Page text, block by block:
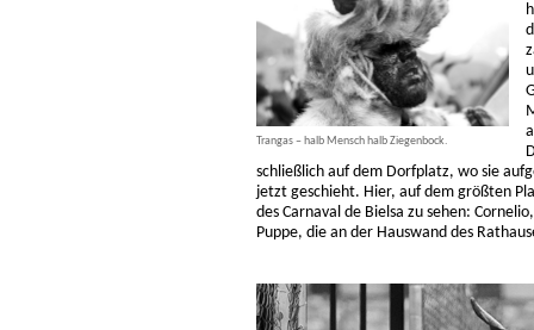
Trangas – halb Mensch halb Ziegenbock.
schließlich auf dem Dorfplatz, wo sie
jetzt geschieht. Hier, auf dem größten
des Carnaval de Bielsa zu sehen:
Puppe, die an der Hauswand des